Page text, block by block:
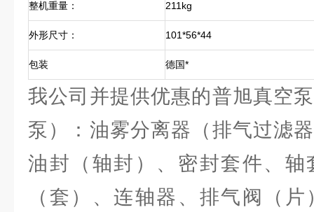
整机重量： 211kg
外形尺寸： 101*56*44
包装 德国*
我公司并提供优惠的普旭真空
泵）：油雾分离器（排气过滤
油封（轴封）、密封套件、轴
（套）、连轴器、排气阀（